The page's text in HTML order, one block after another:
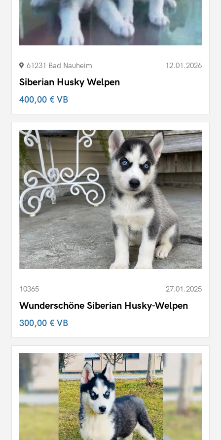
61231 Bad Nauheim 12.01.2026
Siberian Husky Welpen
400,00 €VB
10365 27.01.2025
Wunderschöne Siberian Husky-Welpen
300,00 €VB